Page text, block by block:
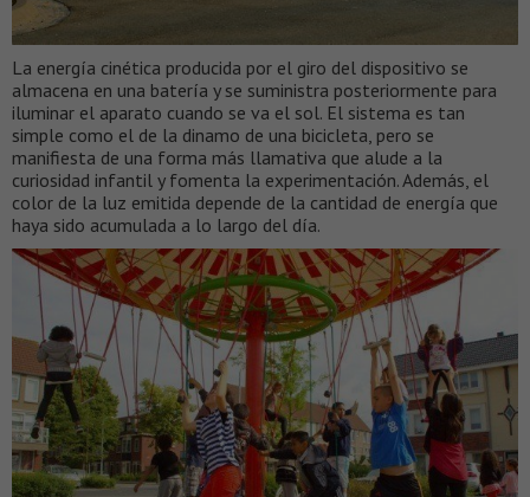
La energía cinética producida por el giro del dispositivo se
almacena en una batería y se suministra posteriormente para
iluminar el aparato cuando se va el sol. El sistema es tan
simple como el de la dinamo de una bicicleta, pero se
manifiesta de una forma más llamativa que alude a la
curiosidad infantil y fomenta la experimentación. Además, el
color de la luz emitida depende de la cantidad de energía que
haya sido acumulada a lo largo del día.